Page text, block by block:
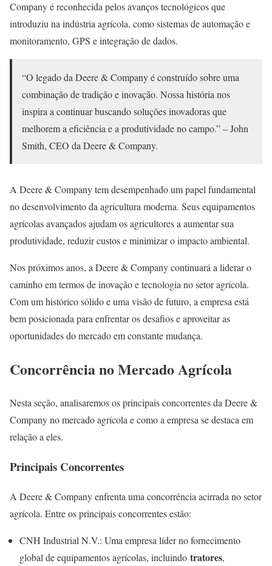
Company é reconhecida pelos avanços tecnológicos que
introduziu na indústria agrícola, como sistemas de automação e
monitoramento, GPS e integração de dados.
“O legado da Deere & Company é construído sobre uma
combinação de tradição e inovação. Nossa história nos
inspira a continuar buscando soluções inovadoras que
melhorem a eficiência e a produtividade no campo.” – John
Smith, CEO da Deere & Company.
A Deere & Company tem desempenhado um papel fundamental
no desenvolvimento da agricultura moderna. Seus equipamentos
agrícolas avançados ajudam os agricultores a aumentar sua
produtividade, reduzir custos e minimizar o impacto ambiental.
Nos próximos anos, a Deere & Company continuará a liderar o
caminho em termos de inovação e tecnologia no setor agrícola.
Com um histórico sólido e uma visão de futuro, a empresa está
bem posicionada para enfrentar os desafios e aproveitar as
oportunidades do mercado em constante mudança.
Concorrência no Mercado Agrícola
Nesta seção, analisaremos os principais concorrentes da Deere &
Company no mercado agrícola e como a empresa se destaca em
relação a eles.
Principais Concorrentes
A Deere & Company enfrenta uma concorrência acirrada no setor
agrícola. Entre os principais concorrentes estão:
CNH Industrial N.V.: Uma empresa líder no fornecimento
global de equipamentos agrícolas, incluindo tratores,